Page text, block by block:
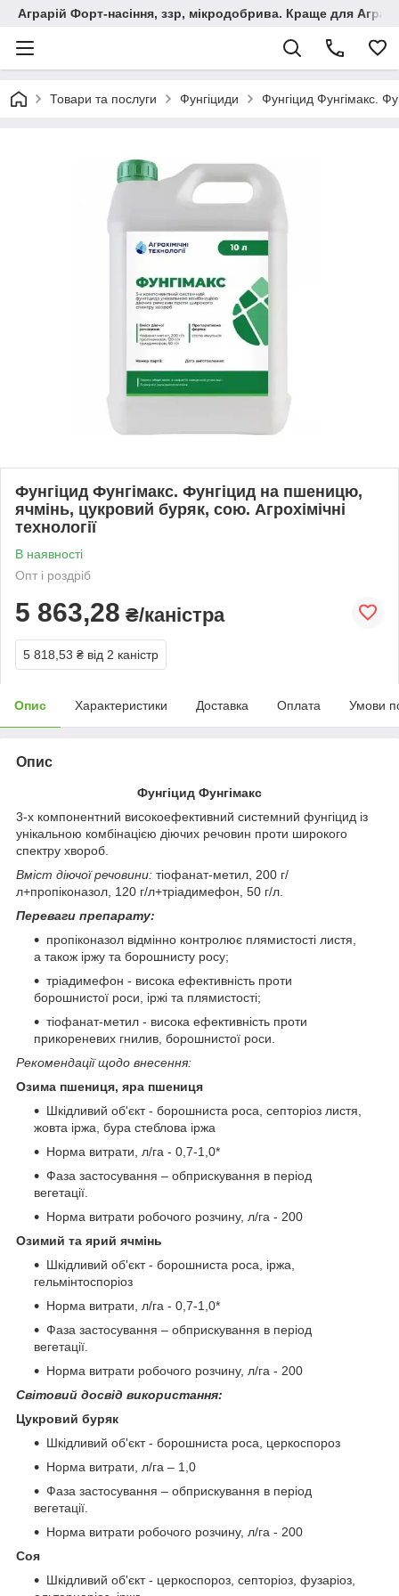
Аграрій Форт-насіння, ззр, мікродобрива. Краще для
Товари та послуги Фунгіциди Фунгіцид Фунгімакс.
Фунгіцид Фунгімакс. Фунгіцид на пшеницю,
ячмінь, цукровий буряк, сою. Агрохімічні
технології
В наявності
Опт і роздріб
5 863,28 ₴/каністра
5 818,53 ₴ від 2 каністр
Опис Характеристики Доставка Оплата Умови
Опис
Фунгіцид Фунгімакс
3-х компонентний високоефективний системний фунгіцид із
унікальною комбінацією діючих речовин проти широкого
спектру хвороб.
Вміст діючої речовини: тіофанат-метил, 200 г/
л+пропіконазол, 120 г/л+тріадимефон, 50 г/л.
Переваги препарату:
пропіконазол відмінно контролює плямистості листя,
а також іржу та борошнисту росу;
тріадимефон - висока ефективність проти
борошнистої роси, іржі та плямистості;
тіофанат-метил - висока ефективність проти
прикореневих гнилив, борошнистої роси.
Рекомендації щодо внесення:
Озима пшениця, яра пшениця
Шкідливий об'єкт - борошниста роса, септоріоз листя,
жовта іржа, бура стеблова іржа
Норма витрати, л/га - 0,7-1,0*
Фаза застосування – обприскування в період
вегетації.
Норма витрати робочого розчину, л/га - 200
Озимий та ярий ячмінь
Шкідливий об'єкт - борошниста роса, іржа,
гельмінтоспоріоз
Норма витрати, л/га - 0,7-1,0*
Фаза застосування – обприскування в період
вегетації.
Норма витрати робочого розчину, л/га - 200
Світовий досвід використання:
Цукровий буряк
Шкідливий об'єкт - борошниста роса, церкоспороз
Норма витрати, л/га – 1,0
Фаза застосування – обприскування в період
вегетації.
Норма витрати робочого розчину, л/га - 200
Соя
Шкідливий об'єкт - церкоспороз, септоріоз, фузаріоз,